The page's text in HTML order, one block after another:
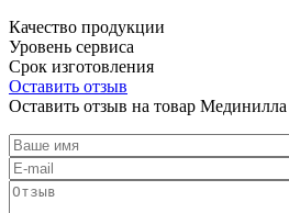
Качество продукции
Уровень сервиса
Срок изготовления
Оставить отзыв
Оставить отзыв на товар Мединилла